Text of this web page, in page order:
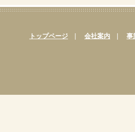
トップページ 会社案内 事